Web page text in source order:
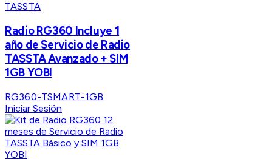
TASSTA
Radio RG360 Incluye 1
año de Servicio de Radio
TASSTA Avanzado + SIM
1GB YOBI
RG360-TSMART-1GB
Iniciar Sesión